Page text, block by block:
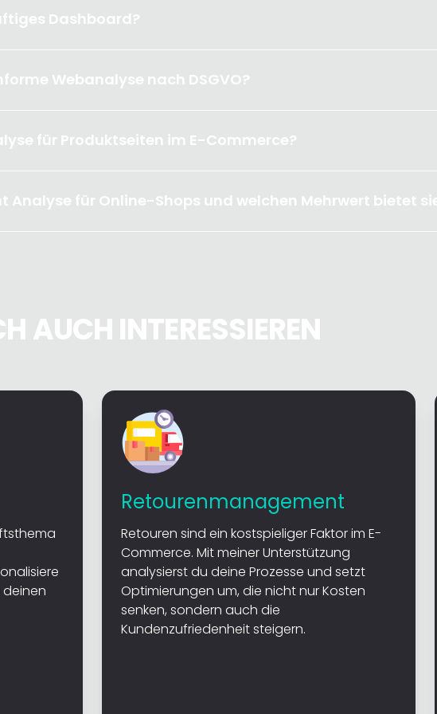
Dashboard?
Webanalyse nach DSGVO?
für Produktseiten im E-Commerce?
Analyse für Online-Shops und welchen Mehrwert bietet
AUCH INTERESSIEREN
Retourenmanagement
Retouren sind ein kostspieliger Faktor im E-
Commerce. Mit meiner Unterstützung
analysierst du deine Prozesse und setzt
Optimierungen um, die nicht nur Kosten
senken, sondern auch die
Kundenzufriedenheit steigern.